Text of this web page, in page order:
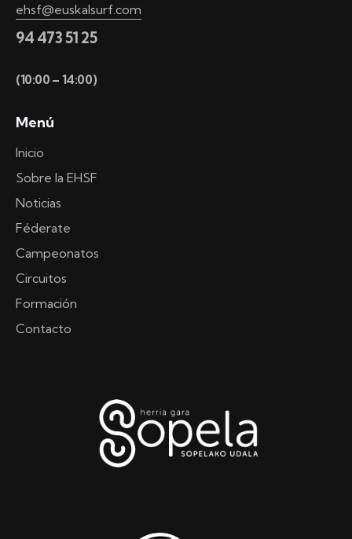
ehsf@euskalsurf.com
94 473 51 25
(10:00 – 14:00)
Menú
Inicio
Sobre la EHSF
Noticias
Féderate
Campeonatos
Circuitos
Formación
Contacto